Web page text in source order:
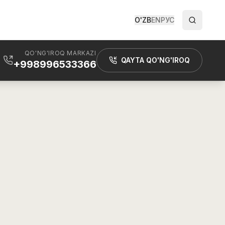
O'ZBENРУС
QO'NG'IROQ MARKAZI
+998996533366 QAYTA QO'NG'IROQ